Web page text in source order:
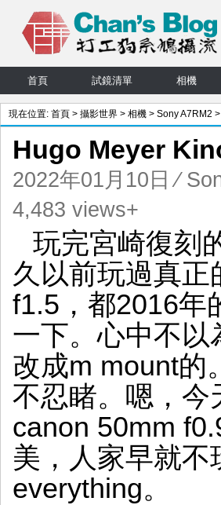
首頁 試鏡清單 相機
現在位置: 首頁 > 攝影世界 > 相機 > Sony A7RM2
Hugo Meyer
2022年01月10日 ⁄
4,483 views+
玩完宮崎復刻
久以前玩過真
f1.5，都2016年
一下。心中不以
改成m mount的
不忍睹。嗯，今
canon 50mm
美，人家早就
everything。